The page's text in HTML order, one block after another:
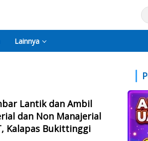
Lainnya
Lantik dan Ambil
dan Non Manajerial
Kalapas Bukittinggi